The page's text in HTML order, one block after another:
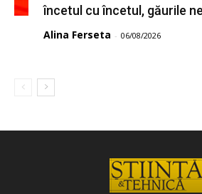
încetul cu încetul, găurile
Alina Ferseta - 06/08/2026